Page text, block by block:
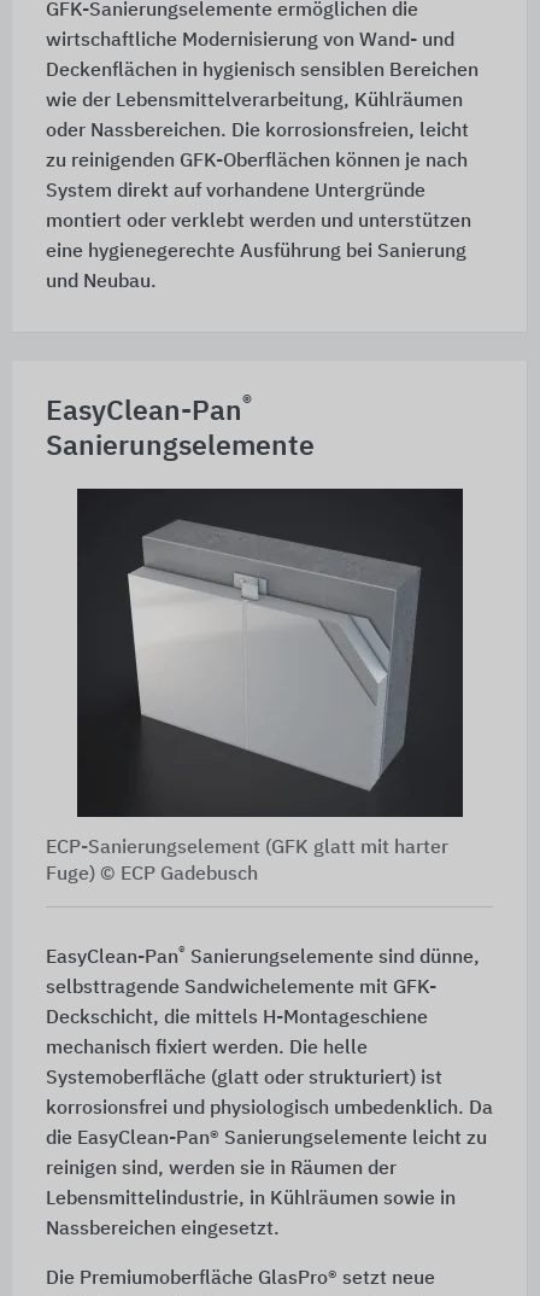
GFK-Sanierungselemente ermöglichen die
wirtschaftliche Modernisierung von Wand- und
Deckenflächen in hygienisch sensiblen Bereichen
wie der Lebensmittelverarbeitung, Kühlräumen
oder Nassbereichen. Die korrosionsfreien, leicht
zu reinigenden GFK-Oberflächen können je nach
System direkt auf vorhandene Untergründe
montiert oder verklebt werden und unterstützen
eine hygienegerechte Ausführung bei Sanierung
und Neubau.
EasyClean-Pan®
Sanierungselemente
ECP-Sanierungselement (GFK glatt mit harter
Fuge) © ECP Gadebusch
EasyClean-Pan® Sanierungselemente sind dünne,
selbsttragende Sandwichelemente mit GFK-
Deckschicht, die mittels H-Montageschiene
mechanisch fixiert werden. Die helle
Systemoberfläche (glatt oder strukturiert) ist
korrosionsfrei und physiologisch umbedenklich. Da
die EasyClean-Pan® Sanierungselemente leicht zu
reinigen sind, werden sie in Räumen der
Lebensmittelindustrie, in Kühlräumen sowie in
Nassbereichen eingesetzt.
Die Premiumoberfläche GlasPro® setzt neue